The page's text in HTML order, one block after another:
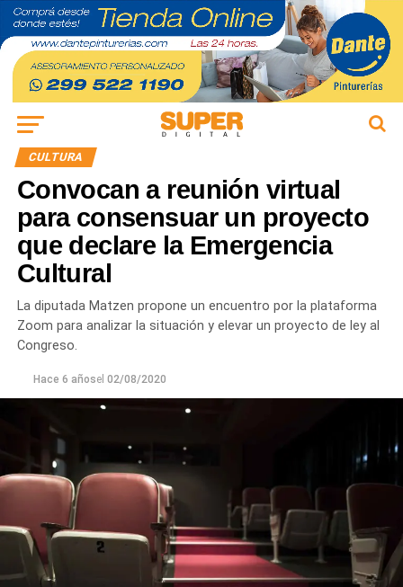
CULTURA
Convocan a reunión virtual
para consensuar un proyecto
que declare la Emergencia
Cultural
La diputada Matzen propone un encuentro por la plataforma
Zoom para analizar la situación y elevar un proyecto de ley al
Congreso.
Hace 6 añosel 02/08/2020